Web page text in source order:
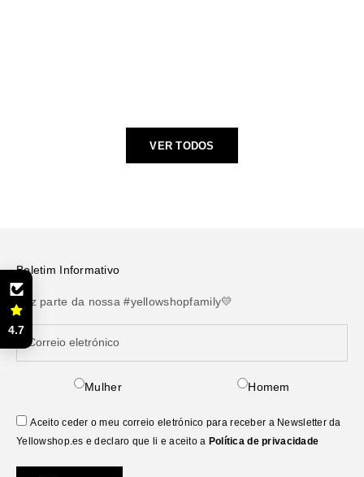
VER TODOS
Boletim Informativo
Faz parte da nossa #yellowshopfamily💛
Mulher Homem
Aceito ceder o meu correio eletrónico para receber a Newsletter da
Yellowshop.es e declaro que li e aceito a Política de privacidade
4.7